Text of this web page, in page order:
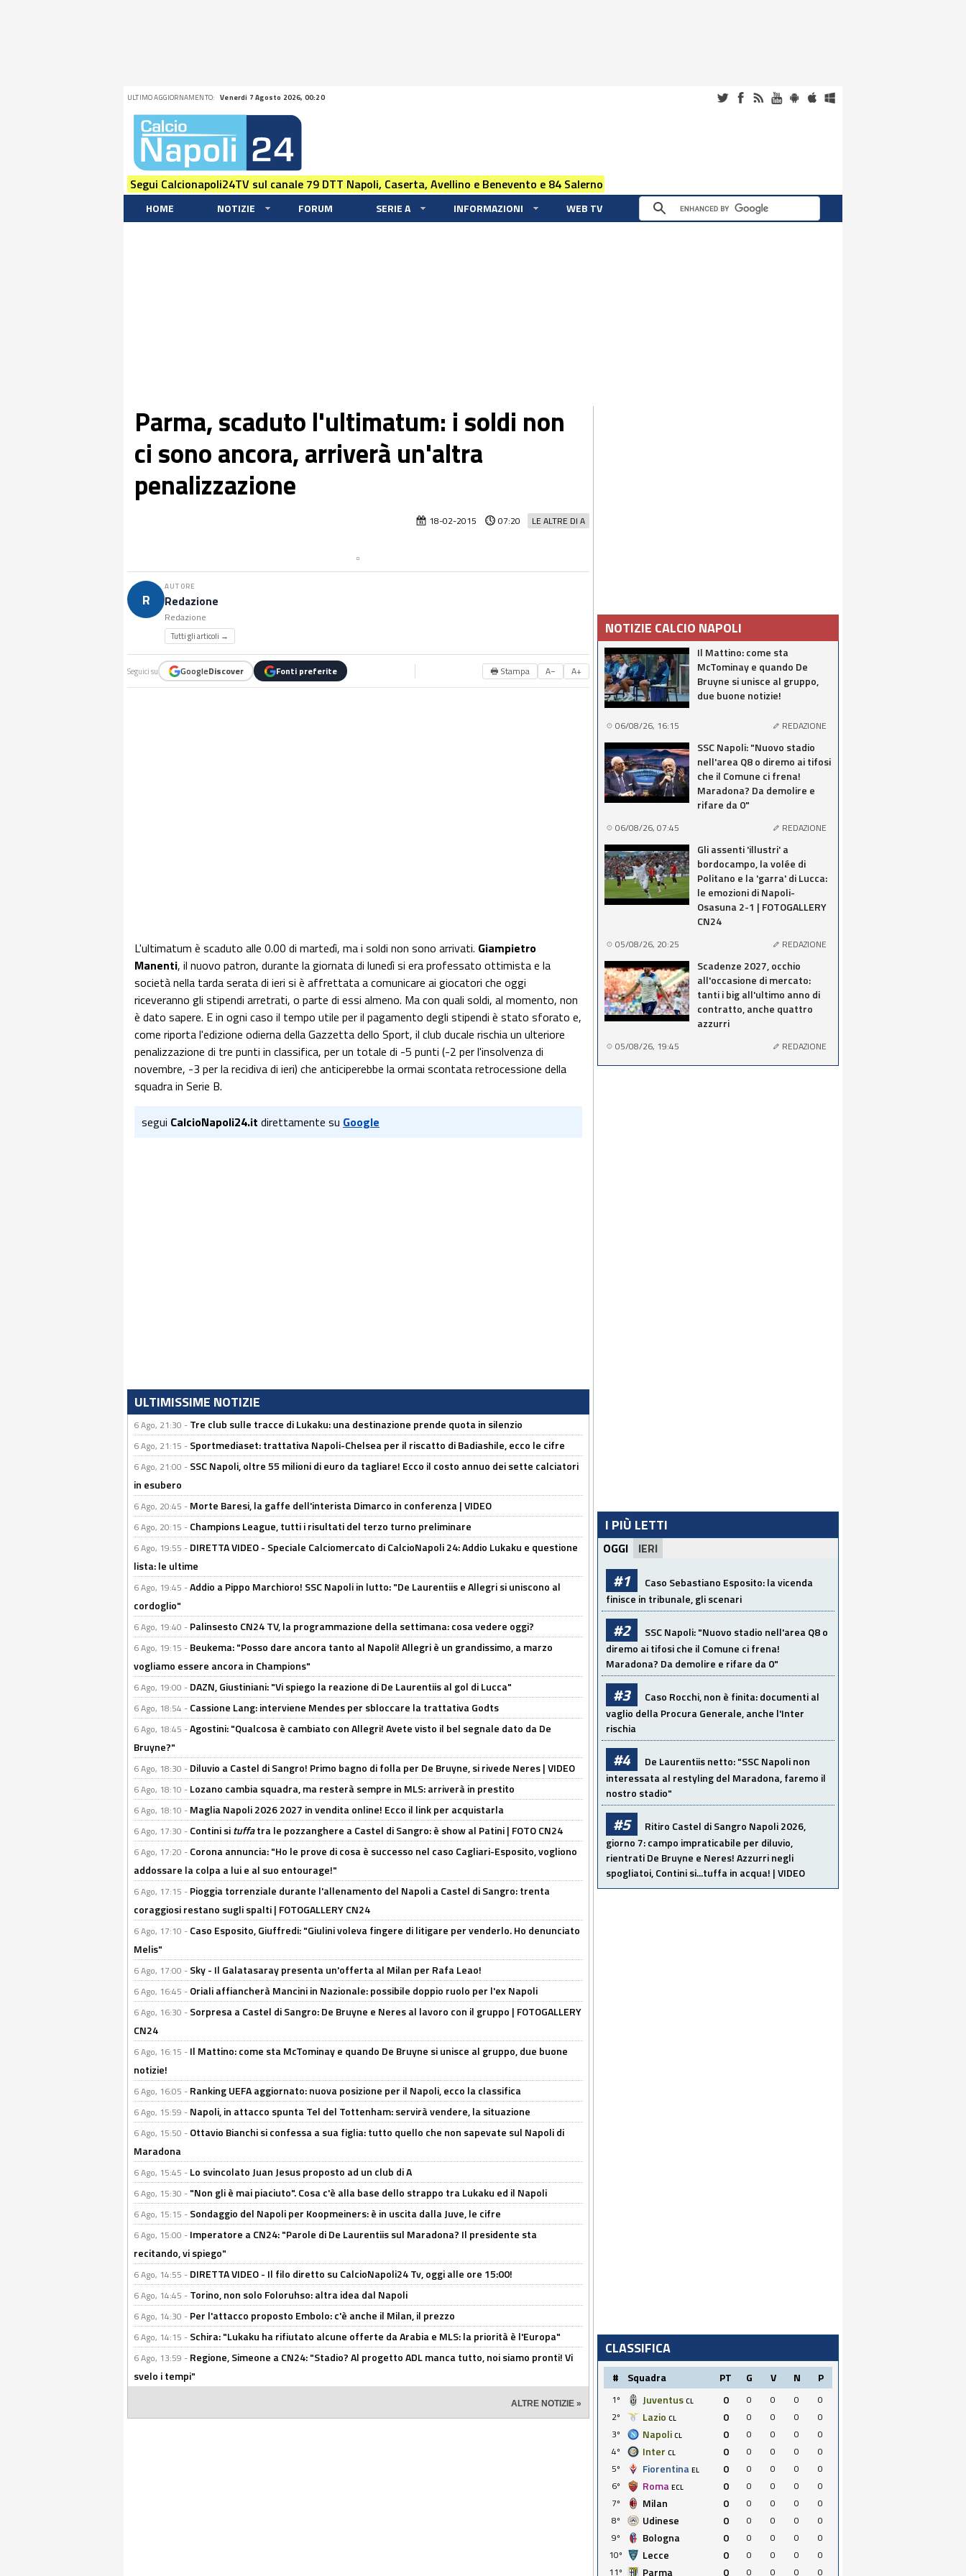
ULTIMO AGGIORNAMENTO: Venerdi 7 Agosto 2026, 00:20
Segui Calcionapoli24TV sul canale 79 DTT Napoli, Caserta, Avellino e Benevento e 84 Salerno
HOME NOTIZIE FORUM SERIE A INFORMAZIONI WEB TV
Parma, scaduto l'ultimatum: i soldi non
ci sono ancora, arriverà un'altra
penalizzazione
LE ALTRE DI A
18-02-2015 07:20
R
AUTORE
Redazione
Redazione
Tutti gli articoli →
Seguici su GoogleDiscover Fonti preferite 🖶 Stampa A− A+
L'ultimatum è scaduto alle 0.00 di martedì, ma i soldi non sono arrivati. Giampietro
Manenti, il nuovo patron, durante la giornata di lunedì si era professato ottimista e la
società nella tarda serata di ieri si è affrettata a comunicare ai giocatori che oggi
riceveranno gli stipendi arretrati, o parte di essi almeno. Ma con quali soldi, al momento, non
è dato sapere. E in ogni caso il tempo utile per il pagamento degli stipendi è stato sforato e,
come riporta l'edizione odierna della Gazzetta dello Sport, il club ducale rischia un ulteriore
penalizzazione di tre punti in classifica, per un totale di -5 punti (-2 per l'insolvenza di
novembre, -3 per la recidiva di ieri) che anticiperebbe la ormai scontata retrocessione della
squadra in Serie B.
segui CalcioNapoli24.it direttamente su Google
ULTIMISSIME NOTIZIE
6 Ago, 21:30 - Tre club sulle tracce di Lukaku: una destinazione prende quota in silenzio
6 Ago, 21:15 - Sportmediaset: trattativa Napoli-Chelsea per il riscatto di Badiashile, ecco le cifre
6 Ago, 21:00 - SSC Napoli, oltre 55 milioni di euro da tagliare! Ecco il costo annuo dei sette calciatori
in esubero
6 Ago, 20:45 - Morte Baresi, la gaffe dell'interista Dimarco in conferenza | VIDEO
6 Ago, 20:15 - Champions League, tutti i risultati del terzo turno preliminare
6 Ago, 19:55 - DIRETTA VIDEO - Speciale Calciomercato di CalcioNapoli 24: Addio Lukaku e questione
lista: le ultime
6 Ago, 19:45 -Addio a Pippo Marchioro! SSC Napoli in lutto: "De Laurentiis e Allegri si uniscono al
cordoglio"
6 Ago, 19:40 - Palinsesto CN24 TV, la programmazione della settimana: cosa vedere oggi?
6 Ago, 19:15 - Beukema: "Posso dare ancora tanto al Napoli! Allegri è un grandissimo, a marzo
vogliamo essere ancora in Champions"
6 Ago, 19:00 - DAZN, Giustiniani: "Vi spiego la reazione di De Laurentiis al gol di Lucca"
6 Ago, 18:54 - Cassione Lang: interviene Mendes per sbloccare la trattativa Godts
6 Ago, 18:45 -Agostini: "Qualcosa è cambiato con Allegri! Avete visto il bel segnale dato da De
Bruyne?"
6 Ago, 18:30 - Diluvio a Castel di Sangro! Primo bagno di folla per De Bruyne, si rivede Neres | VIDEO
6 Ago, 18:10 - Lozano cambia squadra, ma resterà sempre in MLS: arriverà in prestito
6 Ago, 18:10 - Maglia Napoli 2026 2027 in vendita online! Ecco il link per acquistarla
6 Ago, 17:30 - Contini situffatra le pozzanghere a Castel di Sangro: è show al Patini | FOTO CN24
6 Ago, 17:20 - Corona annuncia: "Ho le prove di cosa è successo nel caso Cagliari-Esposito, vogliono
addossare la colpa a lui e al suo entourage!"
6 Ago, 17:15 - Pioggia torrenziale durante l'allenamento del Napoli a Castel di Sangro: trenta
coraggiosi restano sugli spalti | FOTOGALLERY CN24
6 Ago, 17:10 - Caso Esposito, Giuffredi: "Giulini voleva fingere di litigare per venderlo. Ho denunciato
Melis"
6 Ago, 17:00 - Sky - Il Galatasaray presenta un'offerta al Milan per Rafa Leao!
6 Ago, 16:45 - Oriali affiancherà Mancini in Nazionale: possibile doppio ruolo per l'ex Napoli
6 Ago, 16:30 - Sorpresa a Castel di Sangro: De Bruyne e Neres al lavoro con il gruppo | FOTOGALLERY
CN24
6 Ago, 16:15 - Il Mattino: come sta McTominay e quando De Bruyne si unisce al gruppo, due buone
notizie!
6 Ago, 16:05 - Ranking UEFA aggiornato: nuova posizione per il Napoli, ecco la classifica
6 Ago, 15:59 - Napoli, in attacco spunta Tel del Tottenham: servirà vendere, la situazione
6 Ago, 15:50 - Ottavio Bianchi si confessa a sua figlia: tutto quello che non sapevate sul Napoli di
Maradona
6 Ago, 15:45 - Lo svincolato Juan Jesus proposto ad un club di A
6 Ago, 15:30 - "Non gli è mai piaciuto". Cosa c'è alla base dello strappo tra Lukaku ed il Napoli
6 Ago, 15:15 - Sondaggio del Napoli per Koopmeiners: è in uscita dalla Juve, le cifre
6 Ago, 15:00 - Imperatore a CN24: "Parole di De Laurentiis sul Maradona? Il presidente sta
recitando, vi spiego"
6 Ago, 14:55 - DIRETTA VIDEO - Il filo diretto su CalcioNapoli24 Tv, oggi alle ore 15:00!
6 Ago, 14:45 - Torino, non solo Foloruhso: altra idea dal Napoli
6 Ago, 14:30 - Per l'attacco proposto Embolo: c'è anche il Milan, il prezzo
6 Ago, 14:15 - Schira: "Lukaku ha rifiutato alcune offerte da Arabia e MLS: la priorità è l'Europa"
6 Ago, 13:59 - Regione, Simeone a CN24: "Stadio? Al progetto ADL manca tutto, noi siamo pronti! Vi
svelo i tempi"
ALTRE NOTIZIE »
NOTIZIE CALCIO NAPOLI
Il Mattino: come sta
McTominay e quando De
Bruyne si unisce al gruppo,
due buone notizie!
06/08/26, 16:15 REDAZIONE
SSC Napoli: "Nuovo stadio
nell'area Q8 o diremo ai tifosi
che il Comune ci frena!
Maradona? Da demolire e
rifare da 0"
06/08/26, 07:45 REDAZIONE
Gli assenti 'illustri' a
bordocampo, la volée di
Politano e la 'garra' di Lucca:
le emozioni di Napoli-
Osasuna 2-1 | FOTOGALLERY
CN24
05/08/26, 20:25 REDAZIONE
Scadenze 2027, occhio
all'occasione di mercato:
tanti i big all'ultimo anno di
contratto, anche quattro
azzurri
05/08/26, 19:45 REDAZIONE
I PIÙ LETTI
OGGI IERI
#1
Caso Sebastiano Esposito: la vicenda
finisce in tribunale, gli scenari
#2
SSC Napoli: "Nuovo stadio nell'area Q8 o
diremo ai tifosi che il Comune ci frena!
Maradona? Da demolire e rifare da 0"
#3
Caso Rocchi, non è finita: documenti al
vaglio della Procura Generale, anche l'Inter
rischia
#4
De Laurentiis netto: "SSC Napoli non
interessata al restyling del Maradona, faremo il
nostro stadio"
#5
Ritiro Castel di Sangro Napoli 2026,
giorno 7: campo impraticabile per diluvio,
rientrati De Bruyne e Neres! Azzurri negli
spogliatoi, Contini si...tuffa in acqua! | VIDEO
CLASSIFICA
# Squadra PT G V N P
1º Juventus CL 0 0 0 0
0
2º
Lazio CL 0 0 0 0
0
3º
Napoli CL 0 0 0 0
0
4º
Inter CL 0 0 0 0
0
5º
Fiorentina EL 0 0 0 0
0
6º
Roma ECL 0 0 0 0
0
7º
Milan 0 0 0 0
0
8º
Udinese 0 0 0 0
0
9º
Bologna 0 0 0 0
0
10º
Lecce 0 0 0 0
0
11º
Parma 0 0 0 0 0